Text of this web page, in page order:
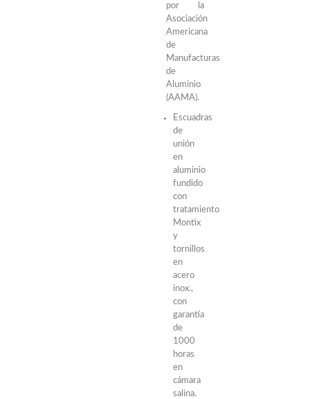
por la
Asociación
Americana
de
Manufacturas
de
Aluminio
(AAMA).
Escuadras
de
unión
en
aluminio
fundido
con
tratamiento
Montix
y
tornillos
en
acero
inox.,
con
garantía
de
1000
horas
en
cámara
salina.